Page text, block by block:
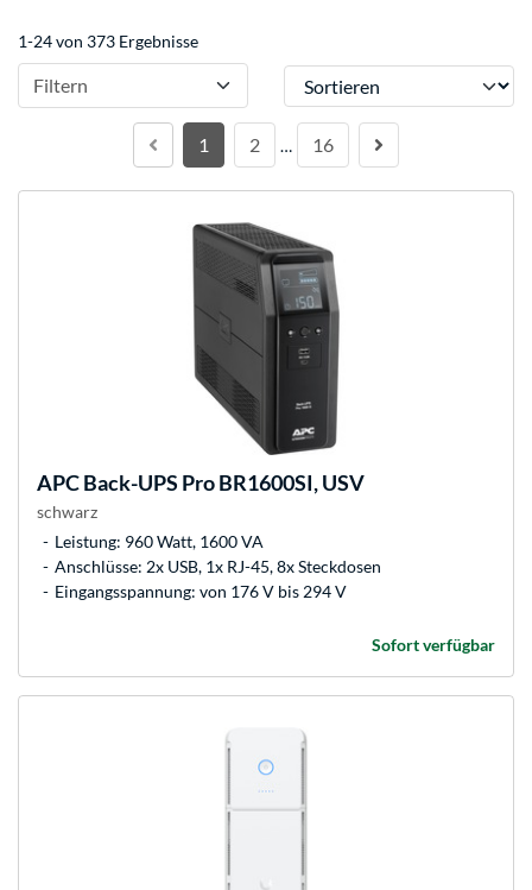
1-24 von 373 Ergebnisse
Filtern Sortieren
1 2 … 16
APCBack-UPS Pro BR1600SI, USV
schwarz
Leistung: 960 Watt, 1600 VA
Anschlüsse: 2x USB, 1x RJ-45, 8x Steckdosen
Eingangsspannung: von 176 V bis 294 V
Sofort verfügbar